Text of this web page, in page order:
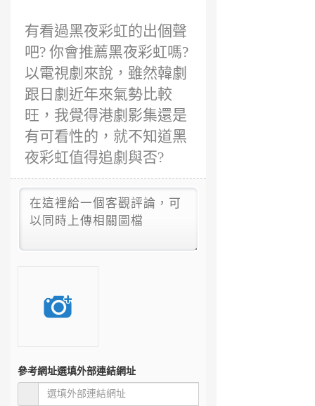
有看過黑夜彩虹的出個聲
吧? 你會推薦黑夜彩虹嗎?
以電視劇來說，雖然韓劇
跟日劇近年來氣勢比較
旺，我覺得港劇影集還是
有可看性的，就不知道黑
夜彩虹值得追劇與否?
參考網址選填外部連結網址